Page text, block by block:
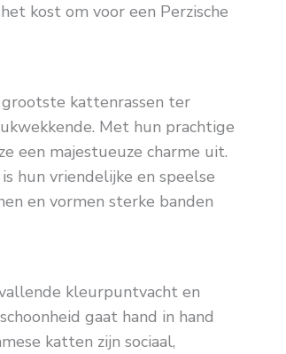
kost om voor een Perzische
grootste kattenrassen ter
Met hun prachtige
een majestueuze charme uit.
hun vriendelijke en speelse
en vormen sterke banden
kleurpuntvacht en
gaat hand in hand
katten zijn sociaal,